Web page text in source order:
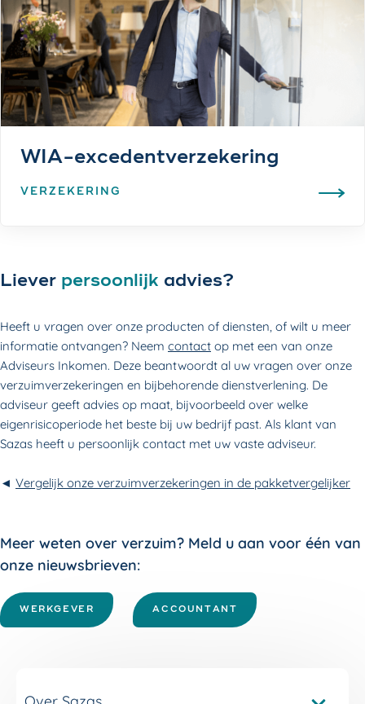
WIA-excedentverzekering
VERZEKERING
Liever persoonlijk advies?
Heeft u vragen over onze producten of diensten, of wilt u meer
informatie ontvangen? Neem contact op met een van onze
Adviseurs Inkomen. Deze beantwoordt al uw vragen over onze
verzuimverzekeringen en bijbehorende dienstverlening. De
adviseur geeft advies op maat, bijvoorbeeld over welke
eigenrisicoperiode het beste bij uw bedrijf past. Als klant van
Sazas heeft u persoonlijk contact met uw vaste adviseur.
◄ Vergelijk onze verzuimverzekeringen in de pakketvergelijker
Meer weten over verzuim? Meld u aan voor één van
onze nieuwsbrieven:
WERKGEVER ACCOUNTANT